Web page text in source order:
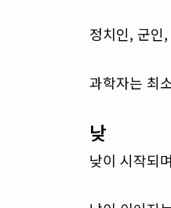
정치인, 군인
과학자는 최
낮
낮이 시작되